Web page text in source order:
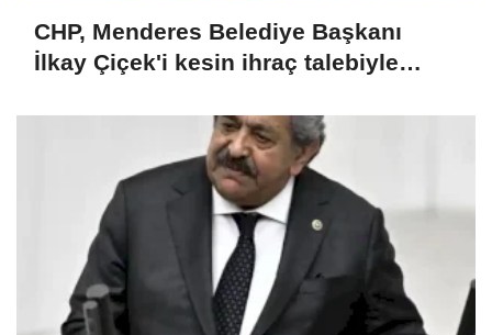
CHP, Menderes Belediye Başkanı
İlkay Çiçek'i kesin ihraç talebiyle